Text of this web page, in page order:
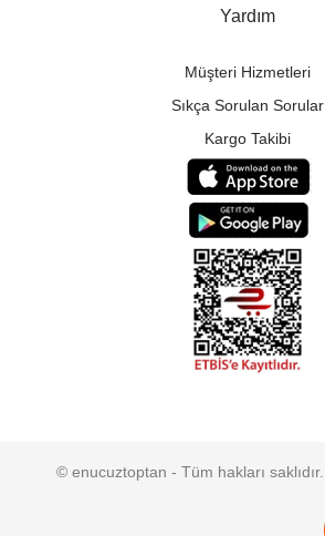
Yardım
Müşteri Hizmetleri
Sıkça Sorulan Sorular
Kargo Takibi
© enucuztoptan - Tüm hakları saklıdır.